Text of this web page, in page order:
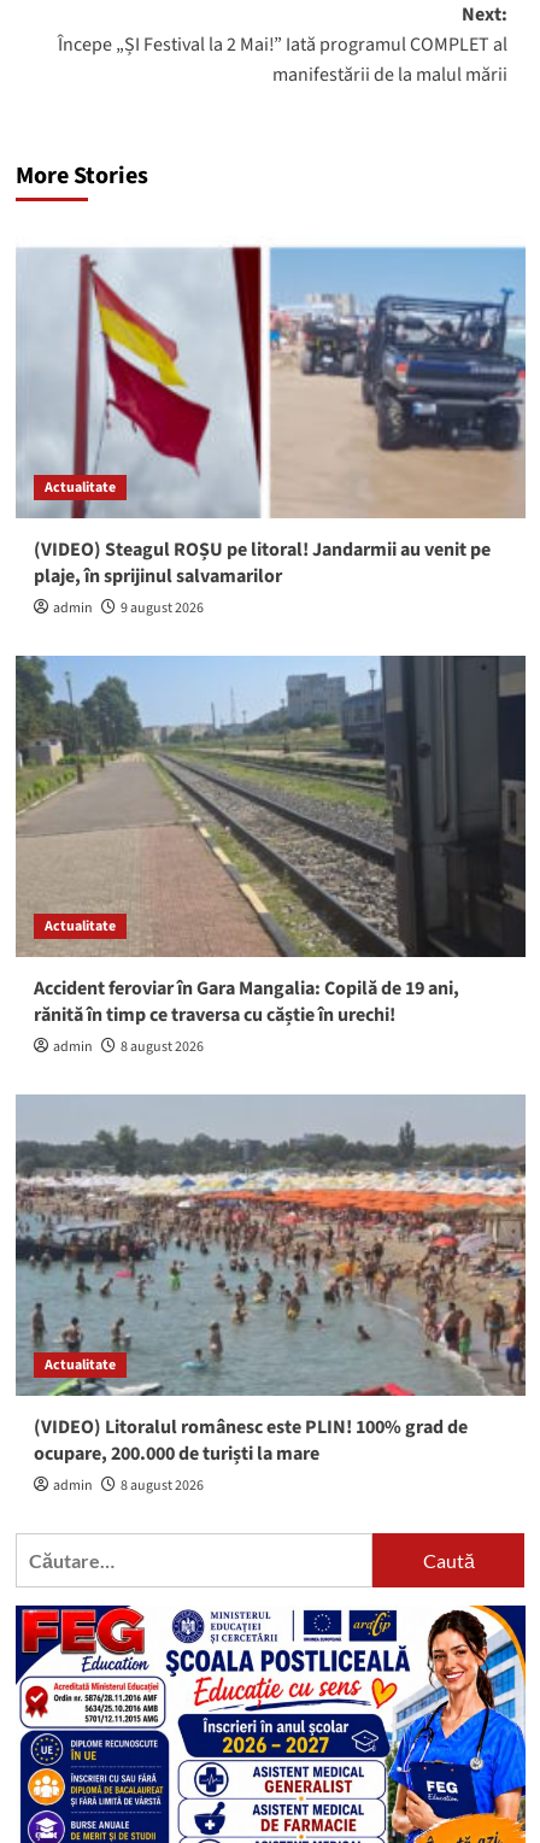
Next:
Începe „ȘI Festival la 2 Mai!” Iată programul COMPLET al
manifestării de la malul mării
More Stories
Actualitate
(VIDEO) Steagul ROȘU pe litoral! Jandarmii au venit pe
plaje, în sprijinul salvamarilor
admin 9 august 2026
Actualitate
Accident feroviar în Gara Mangalia: Copilă de 19 ani,
rănită în timp ce traversa cu căștie în urechi!
admin 8 august 2026
Actualitate
(VIDEO) Litoralul românesc este PLIN! 100% grad de
ocupare, 200.000 de turiști la mare
admin 8 august 2026
Caută